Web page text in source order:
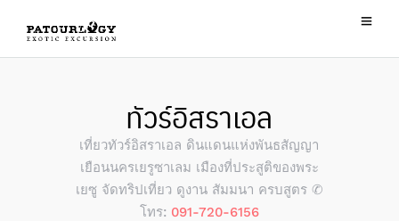
ทัวร์อิสราเอล
เที่ยวทัวร์อิสราเอล ดินแดนแห่งพันธสัญญา
เยือนนครเยรูซาเลม เมืองที่ประสูติของพระ
เยซู จัดทริปเที่ยว ดูงาน สัมมนา ครบสูตร ✆
โทร: 091-720-6156